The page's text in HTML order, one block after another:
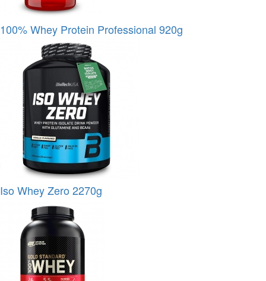
100% Whey Protein Professional 920g
Iso Whey Zero 2270g